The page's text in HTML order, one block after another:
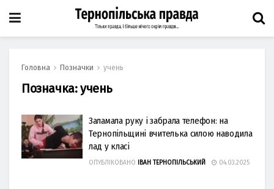
Головна Позначки учень
Позначка:учень
Заламала руку і забрала телефон: на
Тернопільщині вчителька силою наводила
лад у класі
ОПУБЛІКОВАНО ІВАН ТЕРНОПІЛЬСЬКИЙ 04.03.2025